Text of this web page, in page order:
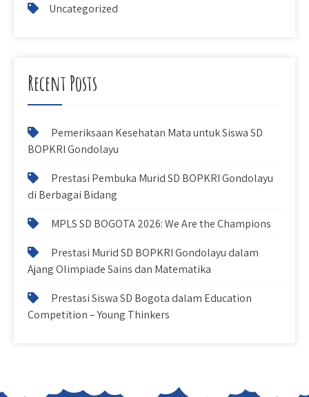
Uncategorized
Recent Posts
Pemeriksaan Kesehatan Mata untuk Siswa SD
BOPKRI Gondolayu
Prestasi Pembuka Murid SD BOPKRI Gondolayu
di Berbagai Bidang
MPLS SD BOGOTA 2026: We Are the Champions
Prestasi Murid SD BOPKRI Gondolayu dalam
Ajang Olimpiade Sains dan Matematika
Prestasi Siswa SD Bogota dalam Education
Competition – Young Thinkers